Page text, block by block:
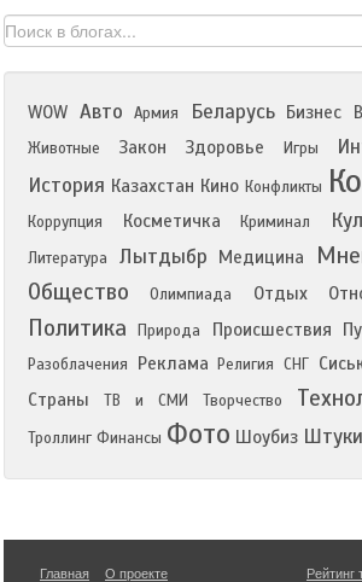
WOW Авто Армия Беларусь Бизнес
Животные
Закон Здоровье Игры
История Казахстан Кино Конфликты
Коррупция Косметичка Криминал
Литература Лытдыбр Медицина
Общество Олимпиада Отдых
Политика Природа Происшествия
Разоблачения
Реклама Религия СНГ
Страны
ТВ и СМИ Творчество
Троллинг Финансы Фото Шоубиз Штуки
Главная О проекте Рейтинг